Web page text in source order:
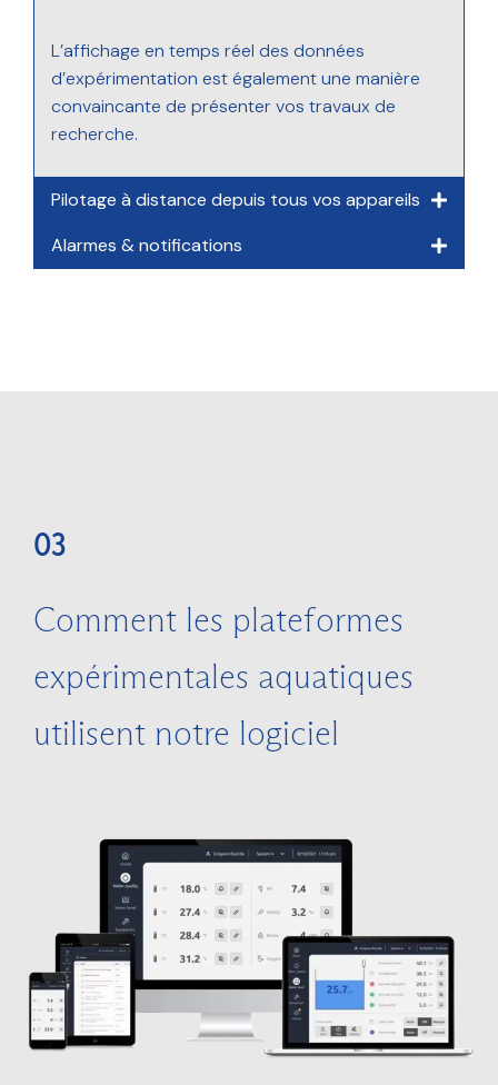
L’affichage en temps réel des données
d’expérimentation est également une manière
convaincante de présenter vos travaux de
recherche.
Pilotage à distance depuis tous vos appareils
Alarmes & notifications
03
Comment les plateformes
expérimentales aquatiques
utilisent notre logiciel